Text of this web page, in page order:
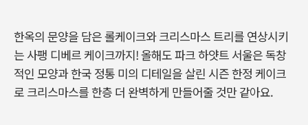
한옥의 문양을 담은 롤케이크와 크리스마스 트리를 연상시키
는 사팽 디베르 케이크까지! 올해도 파크 하얏트 서울은 독창
적인 모양과 한국 정통 미의 디테일을 살린 시즌 한정 케이크
로 크리스마스를 한층 더 완벽하게 만들어줄 것만 같아요.